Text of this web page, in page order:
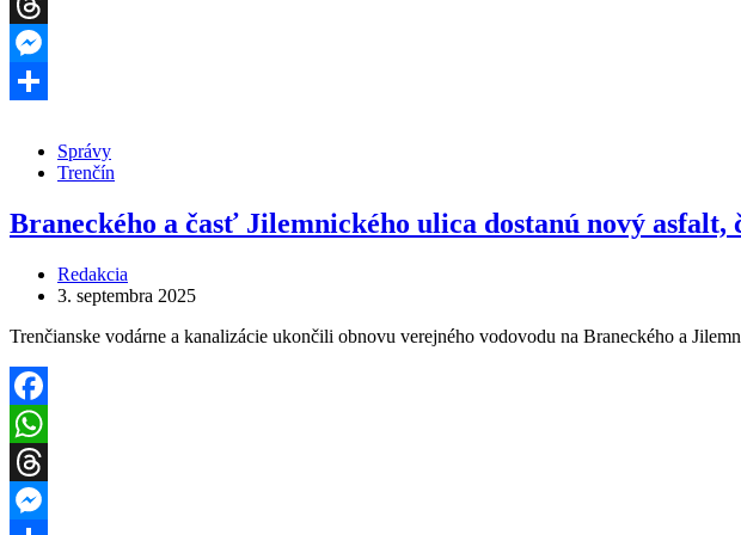
WhatsApp
Threads
Messenger
Správy
Trenčín
Braneckého a časť Jilemnického ulica dostanú nový asfalt,
Redakcia
3. septembra 2025
Trenčianske vodárne a kanalizácie ukončili obnovu verejného vodovodu na Braneckého a
Facebook
WhatsApp
Threads